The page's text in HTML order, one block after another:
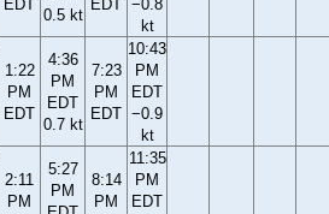
EDT
0.5 kt
EDT −0.8
kt
1:22
PM
EDT
4:36
PM
EDT
0.7 kt
7:23
PM
EDT
10:43
PM
EDT
−0.9
kt
2:11
PM
5:27
PM
8:14
PM
11:35
PM
EDT